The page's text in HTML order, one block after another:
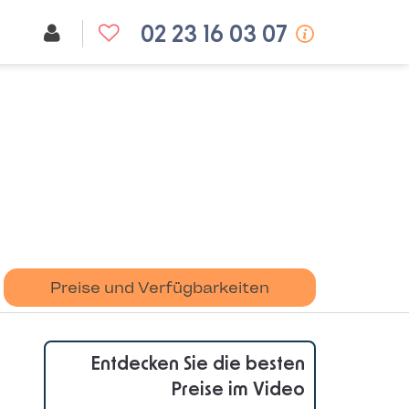
02 23 16 03 07
Preise und Verfügbarkeiten
Entdecken Sie die besten
Preise im Video